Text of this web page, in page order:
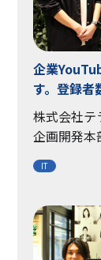
企業
す。登録者
株式会社テ
企画開発本
IT